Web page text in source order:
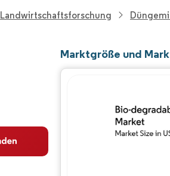
Landwirtschaftsforschung
Marktgröße und